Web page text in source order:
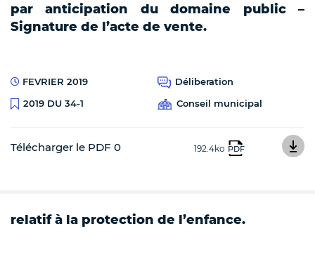
par anticipation du domaine public –
Signature de l’acte de vente.
FEVRIER 2019
Déliberation
2019 DU 34-1
Conseil municipal
Télécharger le PDF 0 192.4ko PDF
relatif à la protection de l’enfance.